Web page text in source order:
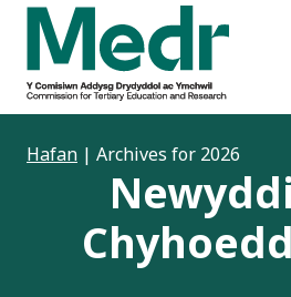
content
Hafan | Archives for 2026